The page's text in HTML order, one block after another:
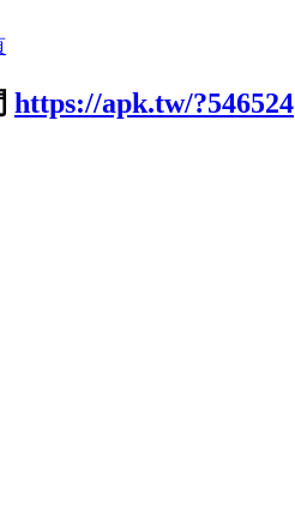
https://apk.tw/?546524